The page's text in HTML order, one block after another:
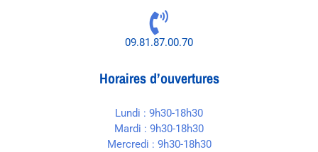
09.81.87.00.70
Horaires d’ouvertures
Lundi : 9h30-18h30
Mardi : 9h30-18h30
Mercredi : 9h30-18h30